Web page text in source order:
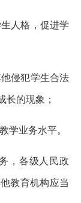
人格，促进学
侵犯学生合法
长的现象；
业务水平。
，各级人民政
教育机构应当